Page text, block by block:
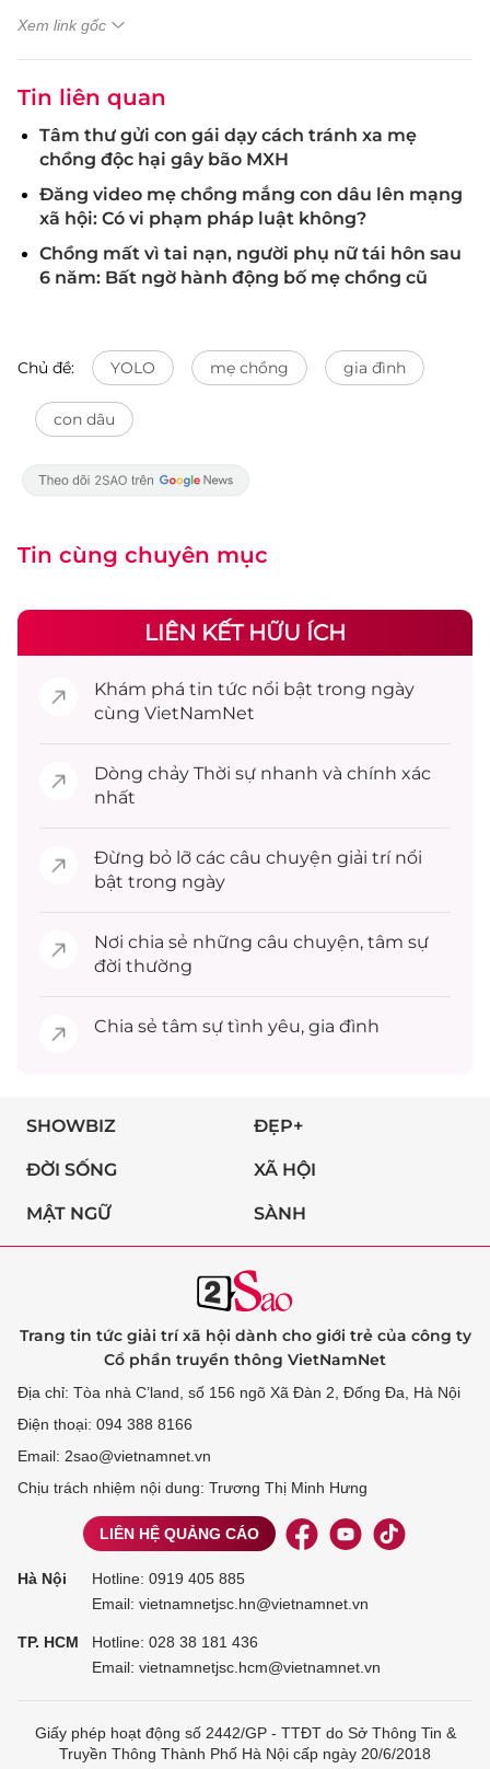
Xem link gốc
Tin liên quan
Tâm thư gửi con gái dạy cách tránh xa mẹ
chồng độc hại gây bão MXH
Đăng video mẹ chồng mắng con dâu lên mạng
xã hội: Có vi phạm pháp luật không?
Chồng mất vì tai nạn, người phụ nữ tái hôn sau
6 năm: Bất ngờ hành động bố mẹ chồng cũ
Chủ đề: YOLO mẹ chồng gia đình
con dâu
Tin cùng chuyên mục
LIÊN KẾT HỮU ÍCH
Khám phá tin tức nổi bật trong ngày
cùng VietNamNet
Dòng chảy Thời sự nhanh và chính xác
nhất
Đừng bỏ lỡ các câu chuyện giải trínổi
bật trong ngày
Nơi chia sẻ những câu chuyện, tâm sự
đời thường
Chia sẻ tâm sự tình yêu, gia đình
SHOWBIZ ĐẸP+
ĐỜI SỐNG XÃ HỘI
MẬT NGỮ SÀNH
Trang tin tức giải trí xã hội dành cho giới trẻ của công ty
Cổ phần truyền thông VietNamNet
Địa chỉ: Tòa nhà C’land, số 156 ngõ Xã Đàn 2, Đống Đa, Hà Nội
Điện thoại: 094 388 8166
Email: 2sao@vietnamnet.vn
Chịu trách nhiệm nội dung: Trương Thị Minh Hưng
LIÊN HỆ QUẢNG CÁO
Hà Nội Hotline: 0919 405 885
Email: vietnamnetjsc.hn@vietnamnet.vn
TP. HCM Hotline: 028 38 181 436
Email: vietnamnetjsc.hcm@vietnamnet.vn
Giấy phép hoạt động số 2442/GP - TTĐT do Sở Thông Tin &
Truyền Thông Thành Phố Hà Nội cấp ngày 20/6/2018